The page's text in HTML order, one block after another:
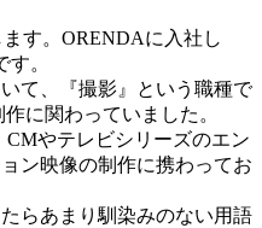
す。ORENDAに入社し
。
て、『撮影』という職種で
に関わっていました。
やテレビシリーズのエン
ン映像の制作に携わってお
らあまり馴染みのない用語